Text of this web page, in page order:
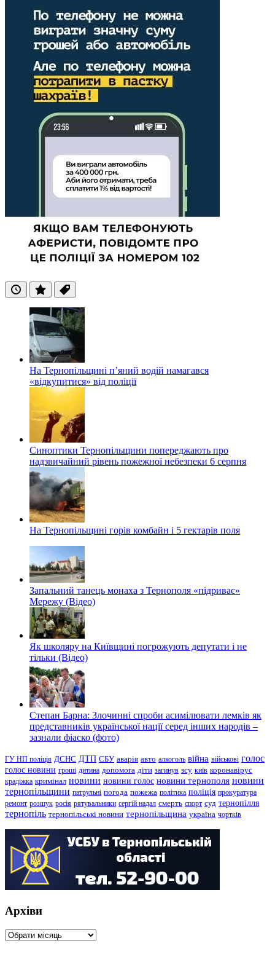
ОстанніПопулярні
Теги
На Тернопільщині п’яний водій намагався
«відкупитися» від поліції
Синоптики Тернопільщини попереджають про
надзвичайний рівень пожежної небезпеки 6 серпня
На Тернопільщині горів комбайн і 5 гектарів поля
Запальний танець монаха з Тернополя «підриває»
Мережу (Відео)
Як школяру на Київщині погрожують депутати і не
тільки (Відео)
Степан Барна: Злочинні спроби асимілювати лемків як
представників української нації серед інших народів –
зазнали фіаско (фото)
ГУ НП поліція ДСНС ДТП СБУ аварія авто алкоголь війна військові голос
голос новини гроші дитина допомога діти загинув зсу київ коронавірус
крадіжка кримінал новини новини голос новини тернополя новини
тернопільщини патрульні погода пожежа політика поліція прокуратура
ремонт розшук росія рятувальники сергій надал смерть спорт суд тернопілля
тернопіль тернопільські новини тернопільщина україна чортків
Архіви
Архіви